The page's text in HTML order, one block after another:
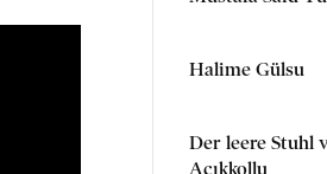
Halime Gülsu
Der leere Stuhl
Açıkkollu